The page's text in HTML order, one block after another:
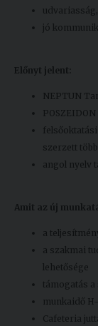
jó
Előnyt jelent:
NEPTUN
szerzett
angol nyelv
Amit az új
a
a szakmai
lehetősége
támogatás
munkaidő
Cafeteria